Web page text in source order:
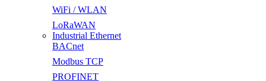
WiFi / WLAN
LoRaWAN
Industrial Ethernet
BACnet
Modbus TCP
PROFINET